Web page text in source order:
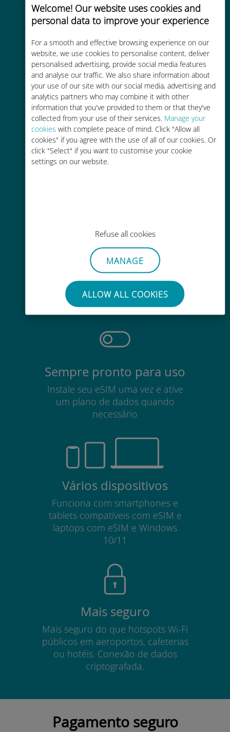
Welcome! Our website uses cookies and
personal data to improve your experience
For a smooth and effective browsing experience on our
website, we use cookies to personalise content, deliver
personalised advertising, provide social media features
and analyse our traffic. We also share information about
your use of our site with our social media, advertising and
analytics partners who may combine it with other
information that you've provided to them or that they've
collected from your use of their services. Manage your
cookies with complete peace of mind. Click "Allow all
cookies" if you agree with the use of all of our cookies. Or
click "Select" if you want to customise your cookie
settings on our website.
Refuse all cookies
MANAGE
ALLOW ALL COOKIES
Custo-benefício
Até 90% mais barato do que as
tarifas de roaming de sua
operadora atual
Fácil recarga
Sem esforço
Não há necessidade de remover
seu cartão SIM existente
Sempre pronto para uso
Instale seu eSIM uma vez e ative
um plano de dados quando
necessário
Vários dispositivos
Funciona com smartphones e
tablets compatíveis com eSIM e
laptops com eSIM e Windows
10/11
Mais seguro
Mais seguro do que hotspots Wi-Fi
públicos em aeroportos, cafeterias
ou hotéis. Conexão de dados
criptografada.
Pagamento seguro